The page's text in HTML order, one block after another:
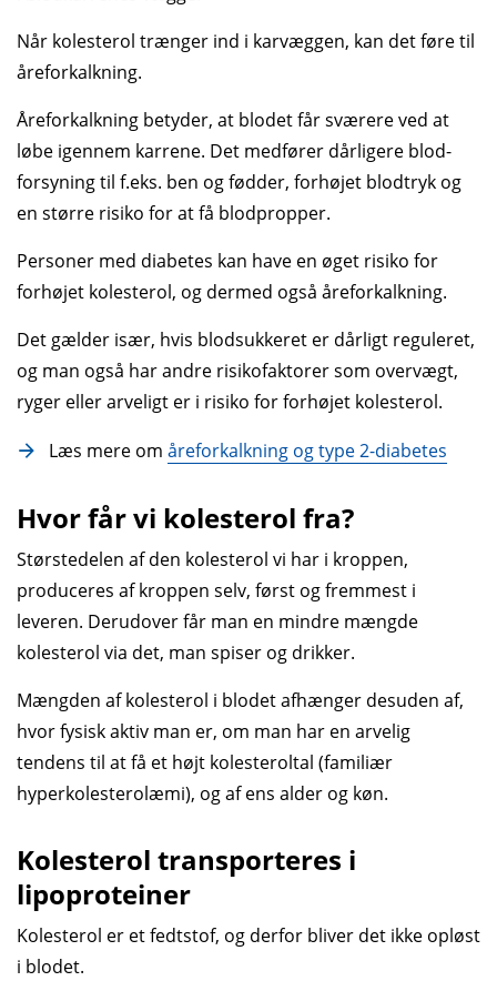
Når kolesterol trænger ind i karvæggen, kan det føre til
åreforkalkning.
Åreforkalkning betyder, at blodet får sværere ved at
løbe igennem karrene. Det medfører dårligere blod­
forsyning til f.eks. ben og fødder, forhøjet blod­tryk og
en større risiko for at få blodpropper.
Personer med diabetes kan have en øget risiko for
forhøjet kolesterol, og dermed også åreforkalkning.
Det gælder især, hvis blodsukkeret er dårligt reguleret,
og man også har andre risikofaktorer som overvægt,
ryger eller arveligt er i risiko for forhøjet kolesterol.
Læs mere om åreforkalkning og type 2-diabetes
Hvor får vi kolesterol fra?
Størstedelen af den kolesterol vi har i kroppen,
produceres af kroppen selv, først og fremmest i
leveren. Derudover får man en mindre mængde
kolesterol via det, man spiser og drikker.
Mængden af kolesterol i blodet afhænger desuden af,
hvor fysisk aktiv man er, om man har en arvelig
tendens til at få et højt kolesteroltal (familiær
hyperkolesterolæmi), og af ens alder og køn.
Kolesterol transporteres i
lipoproteiner
Kolesterol er et fedtstof, og derfor bliver det ikke opløst
i blodet.